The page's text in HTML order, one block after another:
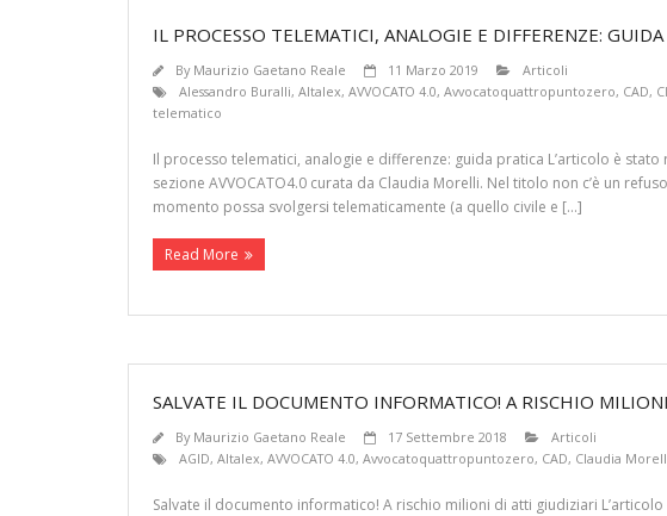
IL PROCESSO TELEMATICI, ANALOGIE E DIFFERENZE:
By Maurizio Gaetano Reale 11 Marzo 2019
Articoli
Alessandro Buralli, Altalex, AVVOCATO 4.0, Avvocatoquattropuntozero, CAD,
telematico
Il processo telematici, analogie e differenze: guida pratica L’articolo è
sezione AVVOCATO4.0 curata da Claudia Morelli. Nel titolo non c’è un
momento possa svolgersi telematicamente (a quello civile e […]
Read More
SALVATE IL DOCUMENTO INFORMATICO! A RISCHIO
By Maurizio Gaetano Reale 17 Settembre 2018
Articoli
AGID, Altalex, AVVOCATO 4.0, Avvocatoquattropuntozero, CAD, Claudia
Salvate il documento informatico! A rischio milioni di atti giudiziari